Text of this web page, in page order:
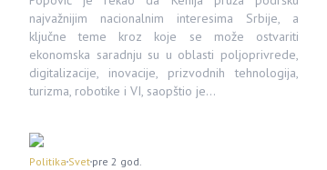
najvažnijim nacionalnim interesima Srbije, a
ključne teme kroz koje se može ostvariti
ekonomska saradnju su u oblasti poljoprivrede,
digitalizacije, inovacije, prizvodnih tehnologija,
turizma, robotike i VI, saopštio je…
Politika Svet pre 2 god.